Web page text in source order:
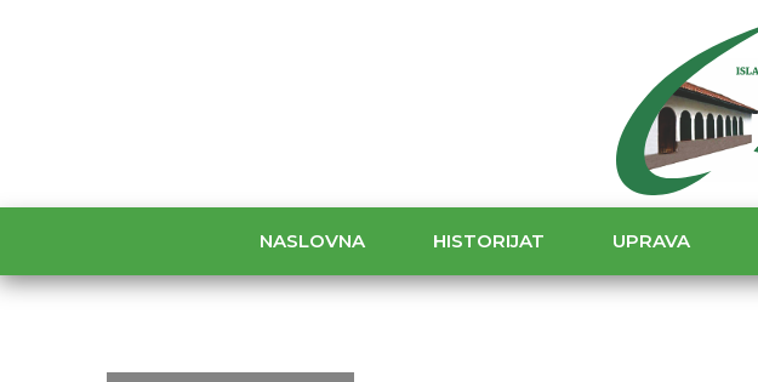
NASLOVNA HISTORIJAT UPRAVA